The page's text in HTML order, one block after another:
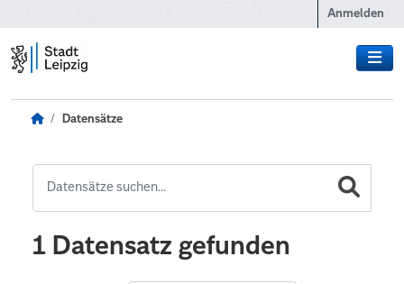
Anmelden
Datensätze
1 Datensatz gefunden